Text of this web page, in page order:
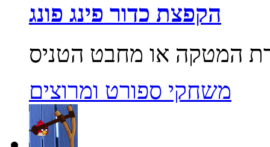
הקפצת כדור פינג פונג
משחקי ספורט ומרוצים